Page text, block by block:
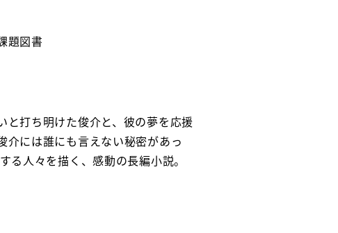
題図書
と打ち明けた俊介と、彼の夢を応援
介には誰にも言えない秘密があっ
人々を描く、感動の長編小説。